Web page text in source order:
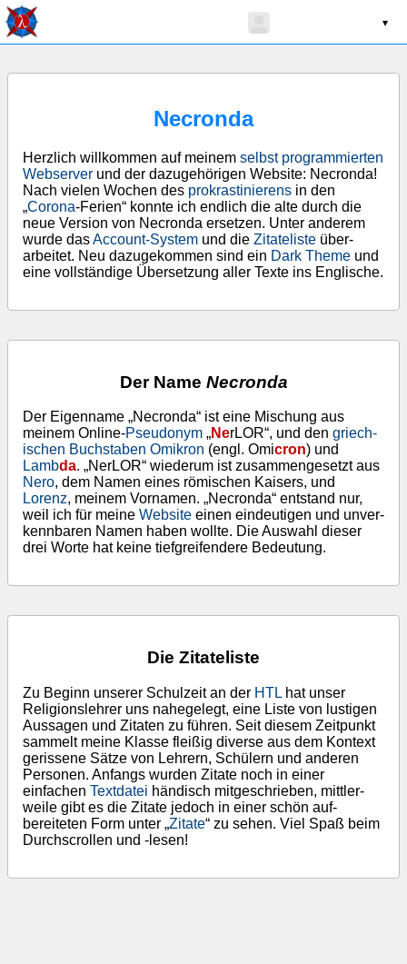
▾
Necronda
Herzlich willkommen auf meinem selbst program­mierten
Web­server und der dazu­gehörigen Website: Necronda!
Nach vielen Wochen des pro­krast­in­ierens in den
„Corona-Ferien“ konnte ich endlich die alte durch die
neue Version von Necronda ersetzen. Unter anderem
wurde dasAccount-System und die Zitate­liste über­
arbeitet. Neu dazu­gekom­men sind ein Dark Theme und
eine voll­ständige Über­setzung aller Texte ins Englische.
Der Name Necronda
Der Eigen­name „Necronda“ ist eine Mischung aus
meinem Online-Pseu­do­nym „NerLOR“, und den griech­
ischen Buch­staben Omikron (engl. Omicron) und
Lambda. „NerLOR“ wie­de­rum ist zusam­menge­setzt aus
Nero, dem Namen eines römischen Kaisers, und
Lorenz, meinem Vor­namen. „Necronda“ entstand nur,
weil ich für meine Website einen ein­deu­tigen und un­ver­
kenn­baren Namen haben wollte. Die Auswahl dieser
drei Worte hat keine tief­greif­endere Bedeutung.
Die Zitateliste
Zu Beginn unserer Schul­zeit an der HTL hat unser
Religions­lehrer uns nahegelegt, eine Liste von lustigen
Aus­sagen und Zitaten zu führen. Seit diesem Zeit­punkt
sammelt meine Klasse fleißig diverse aus dem Kontext
gerissene Sätze von Lehrern, Schülern und anderen
Personen. Anfangs wurden Zitate noch in einer
einfachen Textdatei händisch mit­ge­schrieben, mittler­
weile gibt es die Zitate jedoch in einer schön auf­
bereiteten Form unter „Zitate“ zu sehen. Viel Spaß beim
Durch­scrollen und -lesen!